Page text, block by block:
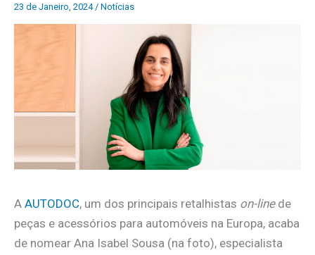
23 de Janeiro, 2024 / Notícias
A AUTODOC, um dos principais retalhistas on-linede
peças e acessórios para automóveis na Europa, acaba
de nomear Ana Isabel Sousa (na foto), especialista